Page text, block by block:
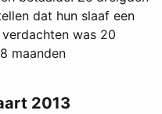
dat hun slaaf een
was 20
maanden
2013